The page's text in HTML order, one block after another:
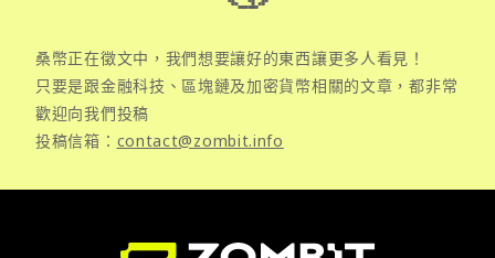
桑幣正在徵文中，我們想要讓好的東西讓更多人看見！
只要是跟金融科技、區塊鏈及加密貨幣相關的文章，都非常
歡迎向我們投稿
投稿信箱： contact@zombit.info